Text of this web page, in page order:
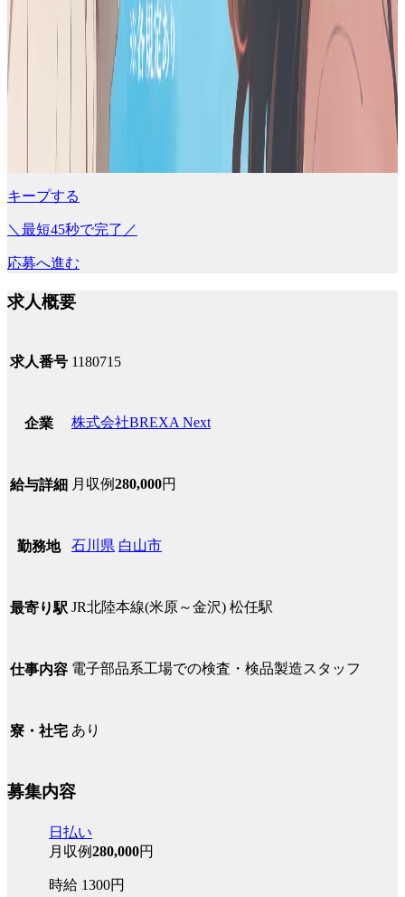
キープする
＼最短45秒で完了／
応募へ進む
求人概要
求人番号 1180715
企業 株式会社BREXA Next
給与詳細 月収例280,000円
勤務地 石川県 白山市
最寄り駅 JR北陸本線(米原～金沢) 松任駅
仕事内容 電子部品系工場での検査・検品製造スタッフ
寮・社宅 あり
募集内容
日払い
月収例280,000円
時給 1300円